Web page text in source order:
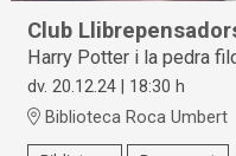
Club
Harry Potter i la pedra
dv. 20.12.24
18:30 h
Biblioteca Roca Umbert